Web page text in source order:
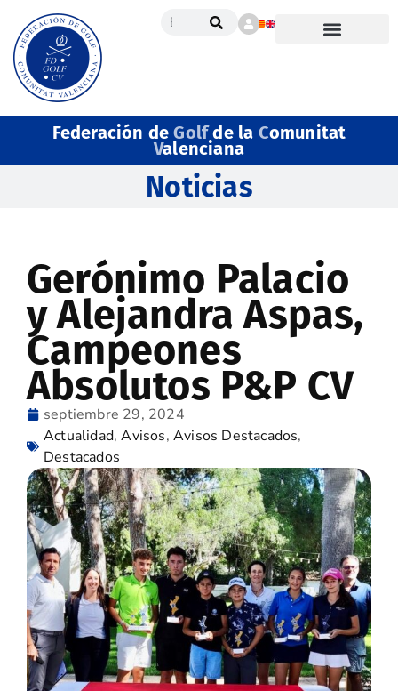
Federación deGolfde la Comunitat
Valenciana
Noticias
Gerónimo Palacio
y Alejandra Aspas,
Campeones
Absolutos P&P CV
septiembre 29, 2024
Actualidad,Avisos,Avisos Destacados,
Destacados